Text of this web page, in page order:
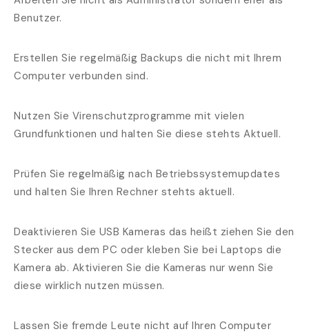
Benutzer.
Erstellen Sie regelmäßig Backups die nicht mit Ihrem
Computer verbunden sind.
Nutzen Sie Virenschutzprogramme mit vielen
Grundfunktionen und halten Sie diese stehts Aktuell.
Prüfen Sie regelmäßig nach Betriebssystemupdates
und halten Sie Ihren Rechner stehts aktuell.
Deaktivieren Sie USB Kameras das heißt ziehen Sie den
Stecker aus dem PC oder kleben Sie bei Laptops die
Kamera ab. Aktivieren Sie die Kameras nur wenn Sie
diese wirklich nutzen müssen.
Lassen Sie fremde Leute nicht auf Ihren Computer